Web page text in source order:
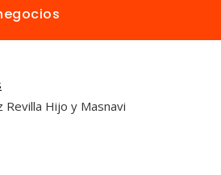
social
Revilla Hijo y Masnavi